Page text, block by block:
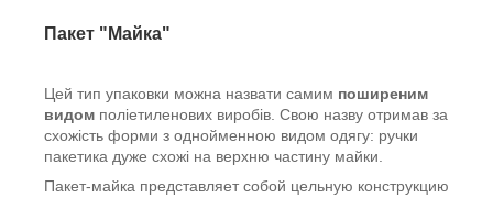
Пакет "Майка"
Цей тип упаковки можна назвати самим поширеним
видом поліетиленових виробів. Свою назву отримав за
схожість форми з однойменною видом одягу: ручки
пакетика дуже схожі на верхню частину майки.
Пакет-майка представляет собой цельную конструкцию